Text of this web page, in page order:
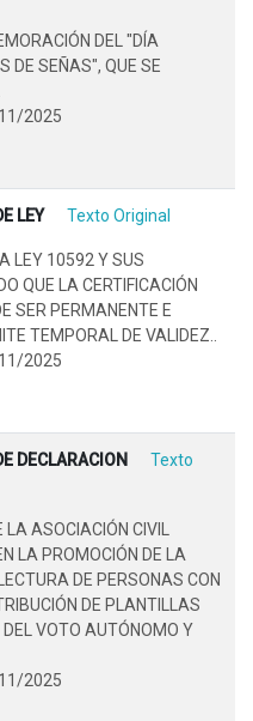
DEL "DÍA
DE SEÑAS", QUE SE
2025
LEY Texto Original
LEY 10592 Y SUS
QUE LA CERTIFICACIÓN
SER PERMANENTE E
TEMPORAL DE VALIDEZ..
2025
DECLARACION
Texto
ASOCIACIÓN CIVIL
LA PROMOCIÓN DE LA
DE PERSONAS CON
DE PLANTILLAS
VOTO AUTÓNOMO Y
2025